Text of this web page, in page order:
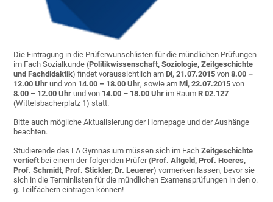
Die Eintragung in die Prüferwunschlisten für die mündlichen Prüfungen
im Fach Sozialkunde (Politikwissenschaft, Soziologie, Zeitgeschichte
und Fachdidaktik) findet voraussichtlich amDi, 21.07.2015 von8.00 –
12.00 Uhr und von 14.00 – 18.00 Uhr, sowie amMi, 22.07.2015 von
8.00 – 12.00 Uhr und von 14.00 – 18.00 Uhr im RaumR 02.127
(Wittelsbacherplatz 1) statt.
Bitte auch mögliche Aktualisierung der Homepage und der Aushänge
beachten.
Studierende des LA Gymnasium müssen sich im FachZeitgeschichte
vertieft bei einem der folgenden Prüfer (Prof. Altgeld, Prof. Hoeres,
Prof. Schmidt, Prof. Stickler, Dr. Leuerer) vormerken lassen, bevor sie
sich in die Terminlisten für die mündlichen Examensprüfungen in den o.
g. Teilfächern eintragen können!